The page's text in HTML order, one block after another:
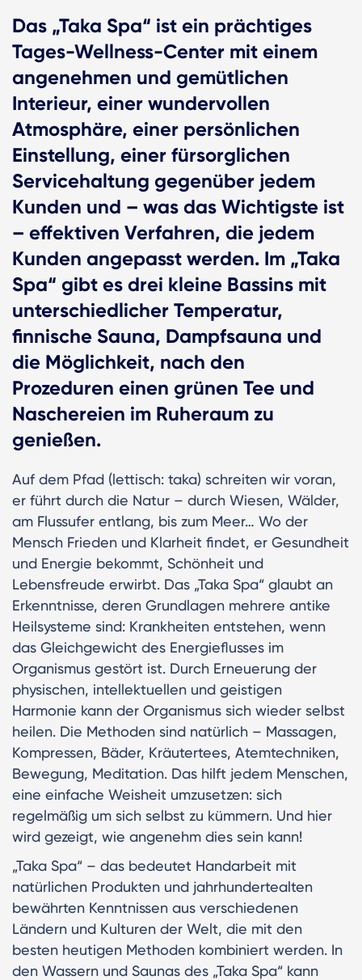
Das „Taka Spa“ ist ein prächtiges
Tages-Wellness-Center mit einem
angenehmen und gemütlichen
Interieur, einer wundervollen
Atmosphäre, einer persönlichen
Einstellung, einer fürsorglichen
Servicehaltung gegenüber jedem
Kunden und – was das Wichtigste ist
– effektiven Verfahren, die jedem
Kunden angepasst werden. Im „Taka
Spa“ gibt es drei kleine Bassins mit
unterschiedlicher Temperatur,
finnische Sauna, Dampfsauna und
die Möglichkeit, nach den
Prozeduren einen grünen Tee und
Naschereien im Ruheraum zu
genießen.
Auf dem Pfad (lettisch: taka) schreiten wir voran,
er führt durch die Natur – durch Wiesen, Wälder,
am Flussufer entlang, bis zum Meer… Wo der
Mensch Frieden und Klarheit findet, er Gesundheit
und Energie bekommt, Schönheit und
Lebensfreude erwirbt. Das „Taka Spa“ glaubt an
Erkenntnisse, deren Grundlagen mehrere antike
Heilsysteme sind: Krankheiten entstehen, wenn
das Gleichgewicht des Energieflusses im
Organismus gestört ist. Durch Erneuerung der
physischen, intellektuellen und geistigen
Harmonie kann der Organismus sich wieder selbst
heilen. Die Methoden sind natürlich – Massagen,
Kompressen, Bäder, Kräutertees, Atemtechniken,
Bewegung, Meditation. Das hilft jedem Menschen,
eine einfache Weisheit umzusetzen: sich
regelmäßig um sich selbst zu kümmern. Und hier
wird gezeigt, wie angenehm dies sein kann!
„Taka Spa“ – das bedeutet Handarbeit mit
natürlichen Produkten und jahrhundertealten
bewährten Kenntnissen aus verschiedenen
Ländern und Kulturen der Welt, die mit den
besten heutigen Methoden kombiniert werden. In
den Wassern und Saunas des „Taka Spa“ kann